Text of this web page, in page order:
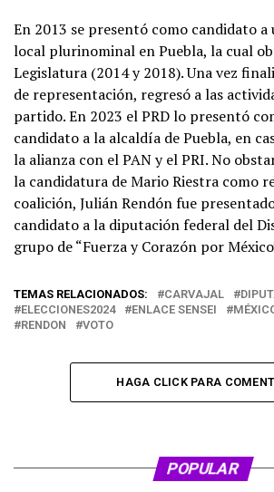
En 2013 se presentó como candidato
local plurinominal en Puebla, la cual
Legislatura (2014 y 2018). Una vez
de representación, regresó a las
partido. En 2023 el PRD lo presentó
candidato a la alcaldía de Puebla, en
la alianza con el PAN y el PRI. No
la candidatura de Mario Riestra como
coalición, Julián Rendón fue
candidato a la diputación federal del
grupo de “Fuerza y Corazón por
TEMAS RELACIONADOS: CARVAJAL
ELECCIONES2024
ENLACE SENSEI
RENDON
VOTO
HAGA CLICK PARA
POPULAR